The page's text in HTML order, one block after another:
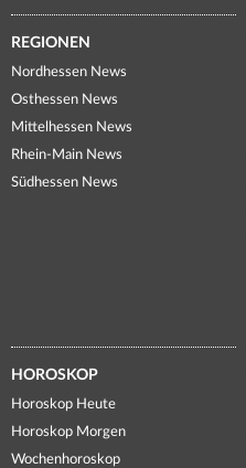
REGIONEN
Nordhessen News
Osthessen News
Mittelhessen News
Rhein-Main News
Südhessen News
HOROSKOP
Horoskop Heute
Horoskop Morgen
Wochenhoroskop